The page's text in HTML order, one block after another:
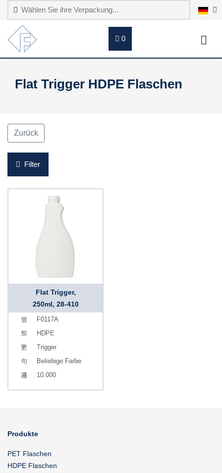
0
Flat Trigger HDPE Flaschen
Zurück
Filter
Flat Trigger,
250ml, 28-410
F0117A
HDPE
Trigger
Beliebige Farbe
10.000
Produkte
PET Flaschen
HDPE Flaschen